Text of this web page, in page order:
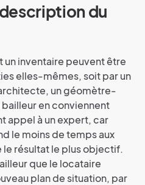
du
un inventaire peuvent être
elles-mêmes, soit par un
un géomètre-
en conviennent
appel à un expert, car
le moins de temps aux
résultat le plus objectif.
que le locataire
plan de situation, par